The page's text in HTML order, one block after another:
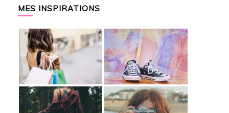
MES INSPIRATIONS